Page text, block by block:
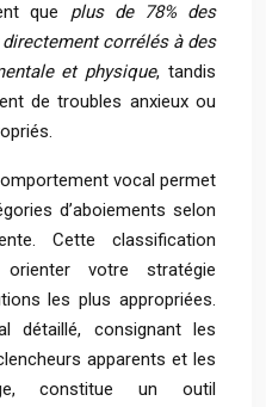
que plus de 78% des
corrélés à des
et physique, tandis
de troubles anxieux ou
vocal permet
d’aboiements selon
Cette classification
orienter votre stratégie
les plus appropriées.
détaillé, consignant les
apparents et les
constitue un outil